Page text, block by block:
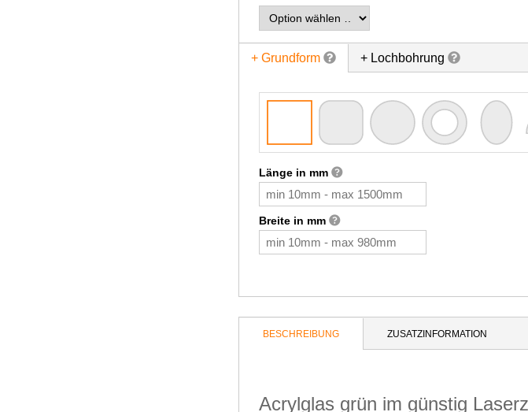
+ Grundform + Lochbohrung
Länge in mm
Breite in mm
BESCHREIBUNG ZUSATZINFORMATION
Acrylglas grün im günstig